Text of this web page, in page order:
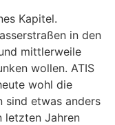
Kapitel.
in den
mittlerweile
wollen. ATIS
wohl die
sind etwas anders
letzten Jahren